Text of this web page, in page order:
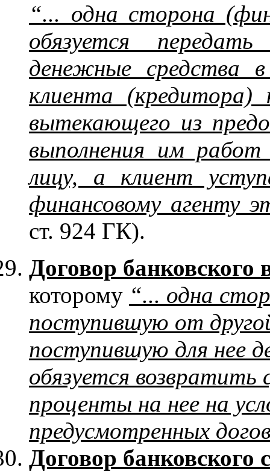
“... одна сторона
обязуется
денежные средства
клиента
вытекающего из
выполнения им работ
лицу, а клиент
финансовому агенту
ст. 924 ГК).
Договор банковского
которому “... одна
поступившую от
поступившую для нее
обязуется
проценты на нее на
предусмотренных
Договор банковского